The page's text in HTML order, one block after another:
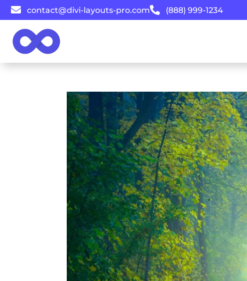
 contact@divi-layouts-pro.com (888) 999-1234